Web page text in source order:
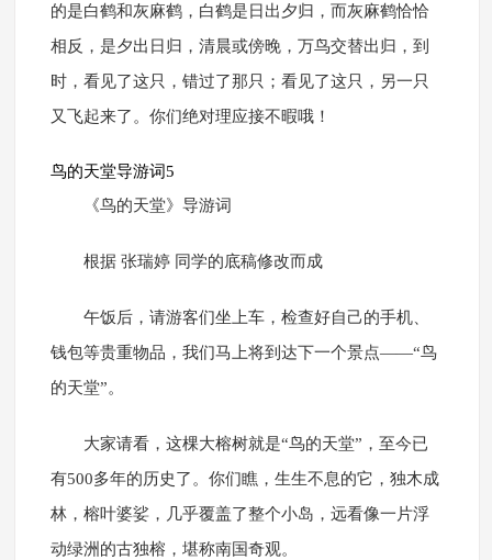
的是白鹤和灰麻鹤，白鹤是日出夕归，而灰麻鹤恰恰
相反，是夕出日归，清晨或傍晚，万鸟交替出归，到
时，看见了这只，错过了那只；看见了这只，另一只
又飞起来了。你们绝对理应接不暇哦！
鸟的天堂导游词5
《鸟的天堂》导游词
根据 张瑞婷 同学的底稿修改而成
午饭后，请游客们坐上车，检查好自己的手机、
钱包等贵重物品，我们马上将到达下一个景点——“鸟
的天堂”。
大家请看，这棵大榕树就是“鸟的天堂”，至今已
有500多年的历史了。你们瞧，生生不息的它，独木成
林，榕叶婆娑，几乎覆盖了整个小岛，远看像一片浮
动绿洲的古独榕，堪称南国奇观。